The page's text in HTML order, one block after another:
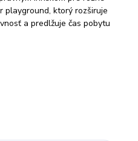
playground, ktorý rozširuje
a predlžuje čas pobytu